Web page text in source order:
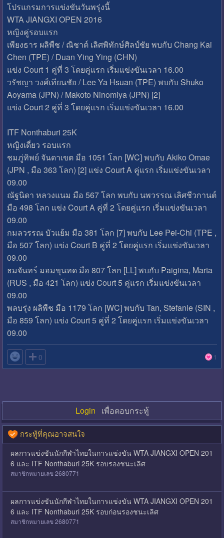
โปรแกรมการแข่งขันวันพรุ่งนี้
WTA JIANGXI OPEN 2016
หญิงคู่รอบแรก
เพียงธาร ผลิพืช / ณิชาต์ เลิศพิทักษ์ศิลป์ชัย พบกับ Chang Kai
Chen (TPE) / Duan Ying Ying (CHN)
แข่ง Court 1 คู่ที่ 3 โดยคู่แรก เริ่มแข่งขันเวลา 16.00
วรัชญา วงศ์เทียนชัย / Lee Ya Hsuan (TPE) พบกับ Shuko
Aoyama (JPN) / Makoto Ninomiya (JPN) [2]
แข่ง Court 2 คู่ที่ 3 โดยคู่แรก เริ่มแข่งขันเวลา 16.00
ITF Nonthaburi 25K
หญิงเดี่ยว รอบแรก
ชมภู่ทิพย์ จันดาเขต มือ 1051 โลก [WC] พบกับ Akiko Omae
(JPN , มือ 363 โลก) [2] แข่ง Court A คู่แรก เริ่มแข่งขันเวลา
09.00
ณัฐนิดา หลวงแนม มือ 567 โลก พบกับ นพวรรณ เลิศชีวกานต์
มือ 498 โลก แข่ง Court A คู่ที่ 2 โดยคู่แรก เริ่มแข่งขันเวลา
09.00
กมลวรรณ บัวแย้ม มือ 381 โลก [7] พบกับ Lee Pei-Chi (TPE ,
มือ 507 โลก) แข่ง Court B คู่ที่ 2 โดยคู่แรก เริ่มแข่งขันเวลา
09.00
ธมจันทร์ มอมขุนทด มือ 807 โลก [LL] พบกับ Paigina, Marta
(RUS , มือ 421 โลก) แข่ง Court 5 คู่แรก เริ่มแข่งขันเวลา
09.00
พลบรุ่ง ผลิพืช มือ 1179 โลก [WC] พบกับ Tan, Stefanie (SIN ,
มือ 859 โลก) แข่ง Court 5 คู่ที่ 2 โดยคู่แรก เริ่มแข่งขันเวลา
09.00
 0 1
Login เพื่อตอบกระทู้
กระทู้ที่คุณอาจสนใจ
ผลการแข่งขันนักกีฬาไทยในการแข่งขัน WTA JIANGXI OPEN 201
6 และ ITF Nonthaburi 25K รอบรองชนะเลิศ
สมาชิกหมายเลข 2680771
ผลการแข่งขันนักกีฬาไทยในการแข่งขัน WTA JIANGXI OPEN 201
6 และ ITF Nonthaburi 25K รอบก่อนรองชนะเลิศ
สมาชิกหมายเลข 2680771